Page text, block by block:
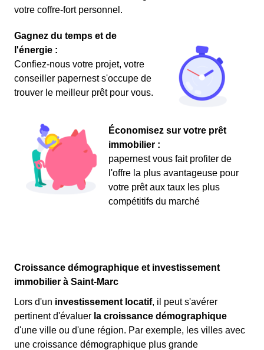
votre coffre-fort personnel.
Gagnez du temps et de
l'énergie :
Confiez-nous votre projet, votre
conseiller papernest s'occupe de
trouver le meilleur prêt pour vous.
Économisez sur votre prêt
immobilier :
papernest vous fait profiter de
l'offre la plus avantageuse pour
votre prêt aux taux les plus
compétitifs du marché
Croissance démographique et investissement
immobilier à Saint-Marc
Lors d'un investissement locatif, il peut s'avérer
pertinent d'évaluer la croissance démographique
d'une ville ou d'une région. Par exemple, les villes avec
une croissance démographique plus grande